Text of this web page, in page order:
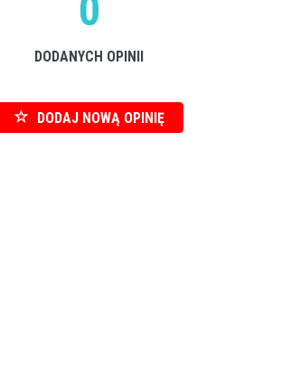
0
DODANYCH OPINII
DODAJ NOWĄ OPINIĘ